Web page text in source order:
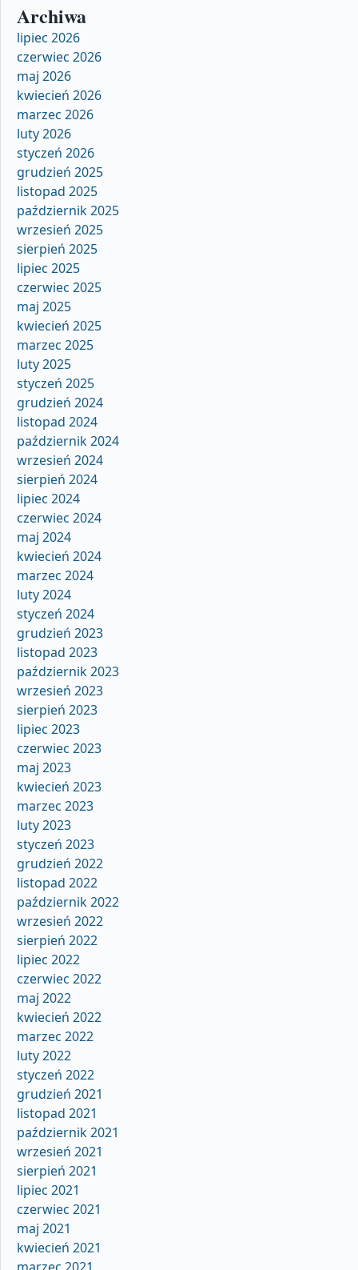
Archiwa
lipiec 2026
czerwiec 2026
maj 2026
kwiecień 2026
marzec 2026
luty 2026
styczeń 2026
grudzień 2025
listopad 2025
październik 2025
wrzesień 2025
sierpień 2025
lipiec 2025
czerwiec 2025
maj 2025
kwiecień 2025
marzec 2025
luty 2025
styczeń 2025
grudzień 2024
listopad 2024
październik 2024
wrzesień 2024
sierpień 2024
lipiec 2024
czerwiec 2024
maj 2024
kwiecień 2024
marzec 2024
luty 2024
styczeń 2024
grudzień 2023
listopad 2023
październik 2023
wrzesień 2023
sierpień 2023
lipiec 2023
czerwiec 2023
maj 2023
kwiecień 2023
marzec 2023
luty 2023
styczeń 2023
grudzień 2022
listopad 2022
październik 2022
wrzesień 2022
sierpień 2022
lipiec 2022
czerwiec 2022
maj 2022
kwiecień 2022
marzec 2022
luty 2022
styczeń 2022
grudzień 2021
listopad 2021
październik 2021
wrzesień 2021
sierpień 2021
lipiec 2021
czerwiec 2021
maj 2021
kwiecień 2021
marzec 2021